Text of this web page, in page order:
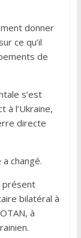
donner
ce qu’il
de
s’est
à l’Ukraine,
directe
changé.
présent
bilatéral à
à